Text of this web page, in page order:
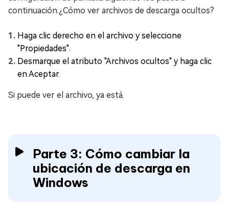
continuación.¿Cómo ver archivos de descarga ocultos?
Haga clic derecho en el archivo y seleccione
"Propiedades".
Desmarque el atributo "Archivos ocultos" y haga clic
en Aceptar.
Si puede ver el archivo, ya está.
Parte 3: Cómo cambiar la
ubicación de descarga en
Windows